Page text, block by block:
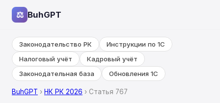
⚖ BuhGPT
Законодательство РК
Инструкции по 1С
Налоговый учёт
Кадровый учёт
Законодательная база
Обновления 1С
BuhGPT › НК РК 2026 › Статья 767